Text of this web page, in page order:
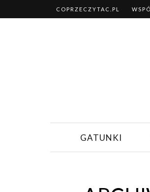
COPRZECZYTAC.PL
GATUNKI